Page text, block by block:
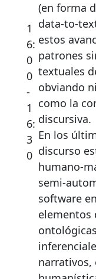
1
6:
0
0
-
1
6:
3
0
(en forma
data-to-
estos
patrones
textuales
obviando
como la
discursiva.
En los
discurso
humano-
semi-
software
elementos
narrativos,